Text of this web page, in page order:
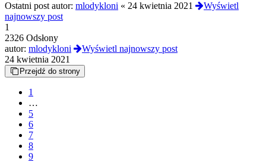
Ostatni post autor: mlodykloni « 24 kwietnia 2021
Wyświetl
najnowszy post
1
2326 Odsłony
autor: mlodykloni
Wyświetl najnowszy post
24 kwietnia 2021
Przejdź do strony
1
…
5
6
7
8
9